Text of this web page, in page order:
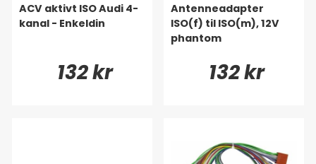
ACV aktivt ISO Audi 4-
kanal - Enkeldin
132 kr
Antenneadapter
ISO(f) til ISO(m), 12V
phantom
132 kr